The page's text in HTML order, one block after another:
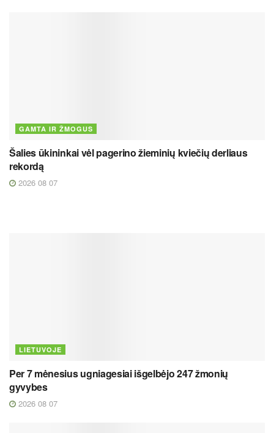
GAMTA IR ŽMOGUS
Šalies ūkininkai vėl pagerino žieminių kviečių derliaus
rekordą
2026 08 07
LIETUVOJE
Per 7 mėnesius ugniagesiai išgelbėjo 247 žmonių
gyvybes
2026 08 07